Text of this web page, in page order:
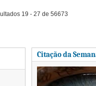
19 - 27 de 56673
Citação da